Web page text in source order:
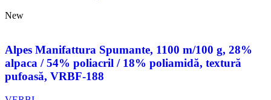
New
Alpes Manifattura Spumante, 1100 m/100 g, 28%
alpaca / 54% poliacril / 18% poliamidă, textură
pufoasă, VRBF-188